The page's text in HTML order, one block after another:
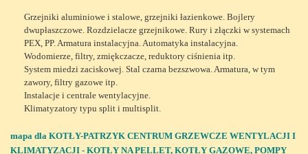
Grzejniki aluminiowe i stalowe, grzejniki łazienkowe. Bojlery
dwupłaszczowe. Rozdzielacze grzejnikowe. Rury i złączki w systemach
PEX, PP. Armatura instalacyjna. Automatyka instalacyjna.
Wodomierze, filtry, zmiękczacze, reduktory ciśnienia itp.
System miedzi zaciskowej. Stal czarna bezszwowa. Armatura, w tym
zawory, filtry gazowe itp.
Instalacje i centrale wentylacyjne.
Klimatyzatory typu split i multisplit.
mapa dla KOTŁY-PATRZYK CENTRUM GRZEWCZE WENTYLACJI I
KLIMATYZACJI - KOTŁY NA PELLET, KOTŁY GAZOWE, POMPY